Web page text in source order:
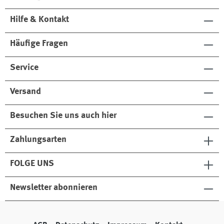
Hilfe & Kontakt
Häufige Fragen
Service
Versand
Besuchen Sie uns auch hier
Zahlungsarten
FOLGE UNS
Newsletter abonnieren